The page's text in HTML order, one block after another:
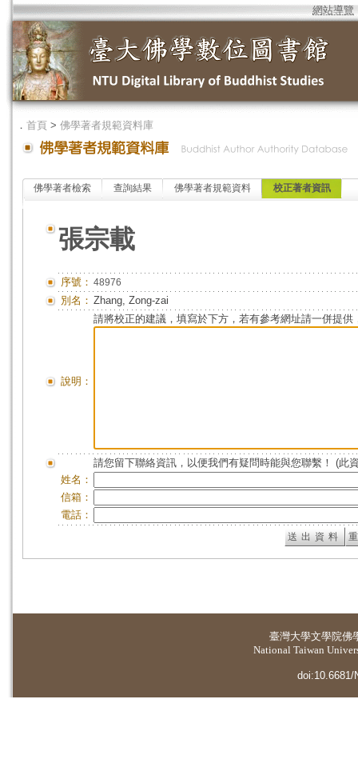
網站導覽
． 首頁 > 佛學著者規範資料庫
佛學著者檢索 查詢結果 佛學著者規範資料 校正著者資訊
張宗載
序號： 48976
別名： Zhang, Zong-zai
說明：
請將校正的建議，填寫於下方，若有參考網址請一併提供
請您留下聯絡資訊，以便我們有疑問時能與您聯繫！ (此
姓名：
信箱：
電話：
臺灣大學文學院佛
National Taiwan
doi:10.6681/